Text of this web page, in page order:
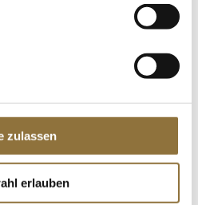
zulassen
erlauben